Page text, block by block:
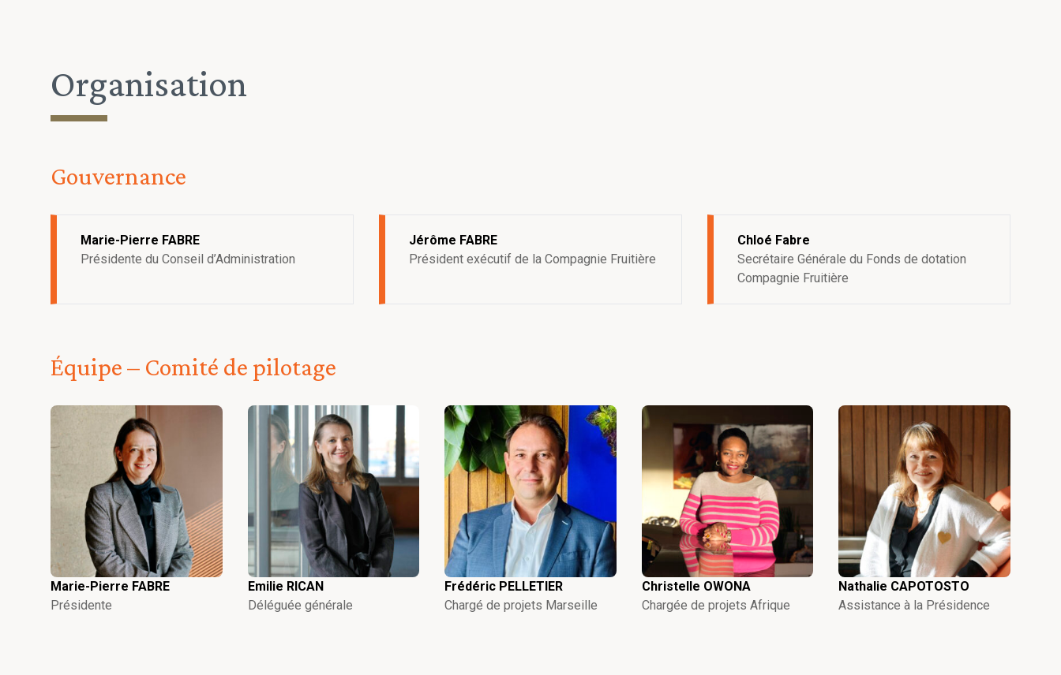
Organisation
Gouvernance
Marie-Pierre FABRE
Présidente du Conseil d’Administration
Jérôme FABRE
Président exécutif de la Compagnie Fruitière
Chloé Fabre
Secrétaire Générale du Fonds de dotation
Compagnie Fruitière
Équipe – Comité de pilotage
Marie-Pierre FABRE
Présidente
Emilie RICAN
Déléguée générale
Frédéric PELLETIER
Chargé de projets Marseille
Christelle OWONA
Chargée de projets Afrique
Nathalie CAPOTOSTO
Assistance à la Présidence